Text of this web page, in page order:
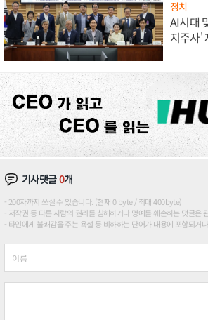
정치
AI시대
지주사'
기사댓글0개
200자까지 쓰실 수 있습니다. (현재 0 byte / 최대 400byte)
저작권 등 다른 사람의 권리를 침해하거나 명예를 훼손하는 댓글은
타인에게 불쾌감을 주는 욕설 등 비하하는 단어가 내용에 포함되거